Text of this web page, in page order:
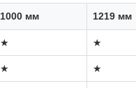
1000 мм 1219 мм
★ ★
★ ★